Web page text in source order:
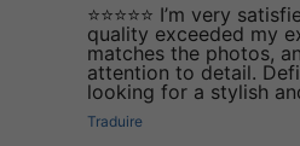
⭐⭐⭐⭐⭐ I’m very
quality exceeded my
matches the photos,
attention to detail.
looking for a stylish
Traduire